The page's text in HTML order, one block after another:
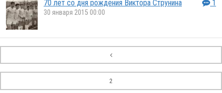
1
70 лет со дня рождения Виктора Струнина
30 января 2015 00:00
2